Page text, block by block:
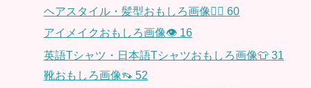
ヘアスタイル・髪型おもしろ画像👱‍♀️ 60
アイメイクおもしろ画像👁 16
英語Tシャツ・日本語Tシャツおもしろ画像👕 31
靴おもしろ画像👡 52